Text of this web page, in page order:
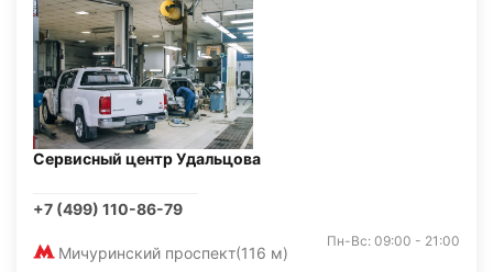
Сервисный центр Удальцова
+7 (499) 110-86-79
Мичуринский проспект(116 м)
Пн-Вс: 09:00 - 21:00